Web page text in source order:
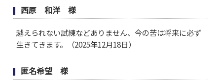
西原 和洋 様
越えられない試練などありません、今の苦は将来に必ず
生きてきます。（2025年12月18日）
匿名希望 様